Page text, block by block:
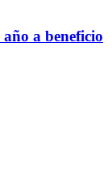
a beneficio